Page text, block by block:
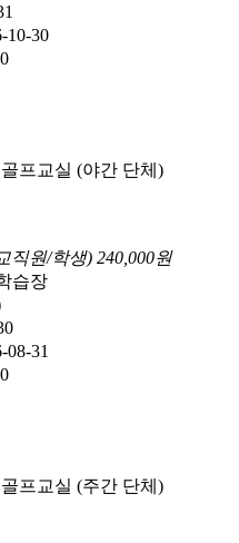
10-30
프교실 (야간 단체)
직원/학생) 240,000원
습장
08-31
프교실 (주간 단체)